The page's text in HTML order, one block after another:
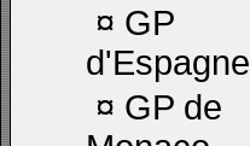
¤ GP
d'Espagne
¤ GP de